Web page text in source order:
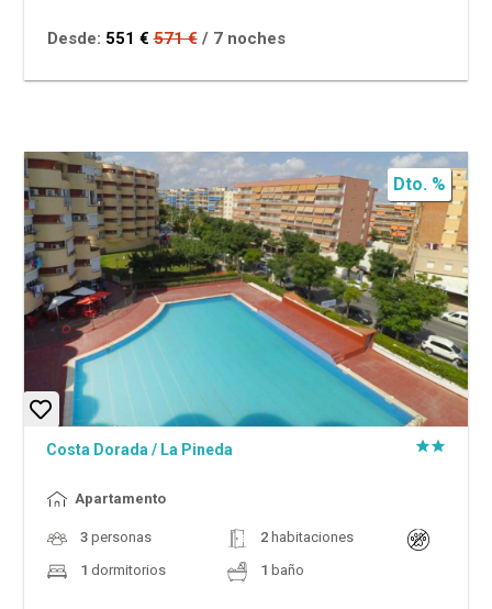
Desde: 551 € 571 € / 7 noches
Dto. %
Costa Dorada / La Pineda
Apartamento
3personas 2habitaciones
1 dormitorios 1 baño